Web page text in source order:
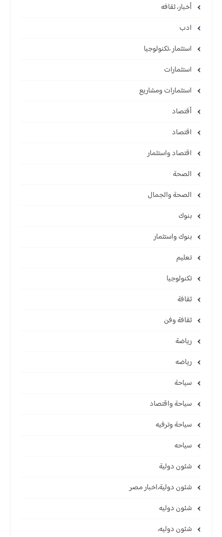
أخبار، ثقافه
ادب
استثمار ،تكنولوجيا
استثمارات
استثمارات ومشاريع
أقتصاد
اقتصاد
اقتصاد واستثمار
الصحة
الصحة والجمال
بنوك
بنوك واستثمار
تعليم
تكنولوجيا
ثقافة
ثقافة وفن
رياضة
رياضه
سياحة
سياحة واقتصاد
سياحة وترفيه
سياحه
شئون دولية
شئون دولية،اخبار مصر
شئون دوليه
شئون دوليه،